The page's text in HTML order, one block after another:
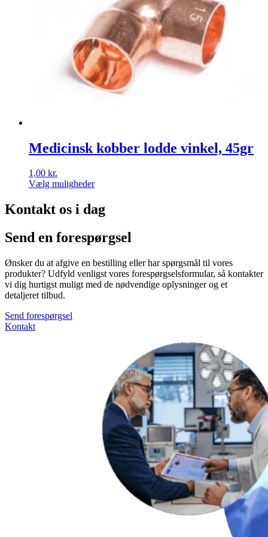
Medicinsk kobber lodde vinkel, 45gr
1,00 kr.
Vælg muligheder
vare
har
varianter.
kan
vælges
på
varesiden
Kontakt os i dag
Send en forespørgsel
Ønsker du at afgive en bestilling eller har spørgsmål til vores
produkter? Udfyld venligst vores forespørgselsformular, så kontakter
vi dig hurtigst muligt med de nødvendige oplysninger og et
detaljeret tilbud.
Send forespørgsel
Kontakt